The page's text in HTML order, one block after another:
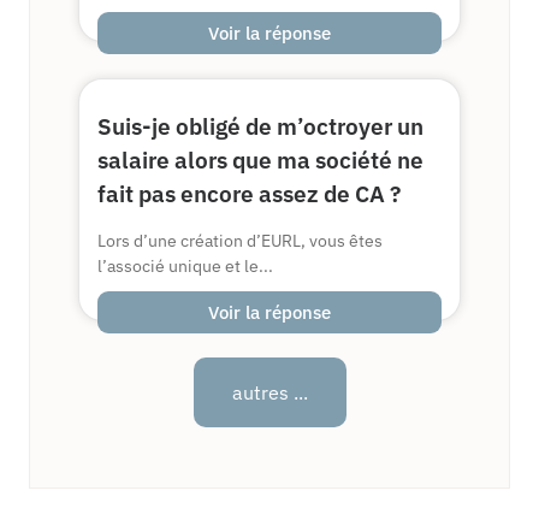
Voir la réponse
Suis-je obligé de m’octroyer un
salaire alors que ma société ne
fait pas encore assez de CA ?
Lors d’une création d’EURL, vous êtes
l’associé unique et le...
Voir la réponse
autres ...